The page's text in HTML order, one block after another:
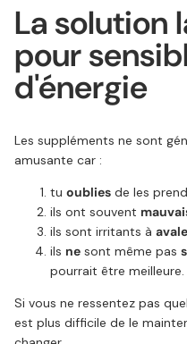
La solution
pour
d'énergie
Les suppléments ne sont
amusante car :
tu oublies de les
ils ont souvent
ils sont irritants à
ils ne sont même pas
pourrait être meilleure.
Si vous ne ressentez pas
est plus difficile de le